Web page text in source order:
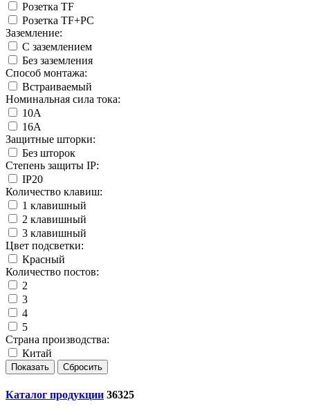
Розетка TF
Розетка TF+PC
Заземление:
С заземлением
Без заземления
Способ монтажа:
Встраиваемый
Номинальная сила тока:
10А
16А
Защитные шторки:
Без шторок
Степень защиты IP:
IP20
Количество клавиш:
1 клавишный
2 клавишный
3 клавишный
Цвет подсветки:
Красный
Количество постов:
2
3
4
5
Страна производства:
Китай
Каталог продукции 36325